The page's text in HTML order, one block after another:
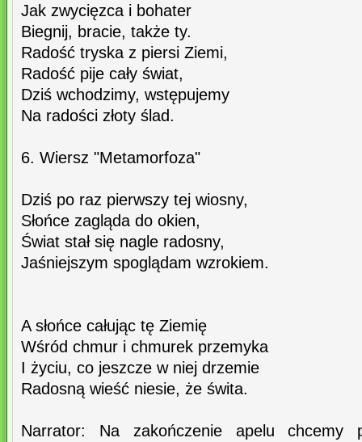
Jak zwycięzca i bohater
Biegnij, bracie, także ty.
Radość tryska z piersi Ziemi,
Radość pije cały świat,
Dziś wchodzimy, wstępujemy
Na radości złoty ślad.
6. Wiersz "Metamorfoza"
Dziś po raz pierwszy tej wiosny,
Słońce zagląda do okien,
Świat stał się nagle radosny,
Jaśniejszym spoglądam wzrokiem.
A słońce całując tę Ziemię
Wśród chmur i chmurek przemyka
I życiu, co jeszcze w niej drzemie
Radosną wieść niesie, że świta.
Narrator: Na zakończenie apelu chcemy